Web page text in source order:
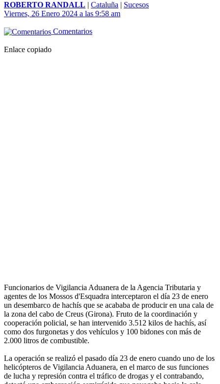
ROBERTO RANDALL | Cataluña | Sucesos
Viernes, 26 Enero 2024 a las 9:58 am
Comentarios
Enlace copiado
Funcionarios de Vigilancia Aduanera de la Agencia Tributaria y
agentes de los Mossos d'Esquadra interceptaron el día 23 de enero
un desembarco de hachís que se acababa de producir en una cala de
la zona del cabo de Creus (Girona). Fruto de la coordinación y
cooperación policial, se han intervenido 3.512 kilos de hachís, así
como dos furgonetas y dos vehículos y 100 bidones con más de
2.000 litros de combustible.
La operación se realizó el pasado día 23 de enero cuando uno de los
helicópteros de Vigilancia Aduanera, en el marco de sus funciones
de lucha y represión contra el tráfico de drogas y el contrabando,